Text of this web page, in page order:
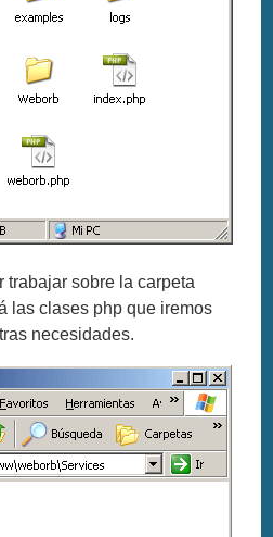
trabajar sobre la carpeta
las clases php que iremos
necesidades.